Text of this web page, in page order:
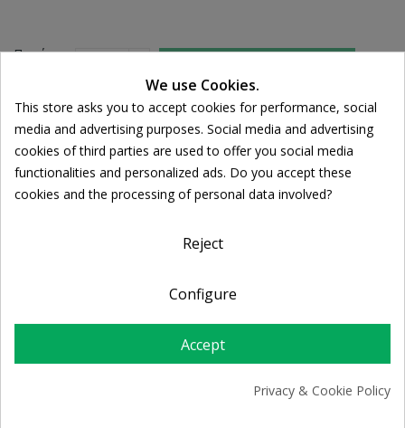
Ποσότητα:
Share
FREE SHIPPING
DESCRIPTION
PRODUCT DETAILS
We use Cookies.
This store asks you to accept cookies for performance, social
media and advertising purposes. Social media and advertising
cookies of third parties are used to offer you social media
functionalities and personalized ads. Do you accept these
cookies and the processing of personal data involved?
Reject
Configure
Accept
Privacy & Cookie Policy